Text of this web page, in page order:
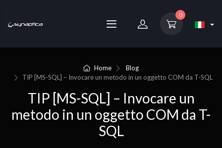
0
Home
Blog
TIP [MS-SQL] – Invocare un metodo in un oggetto COM da T-SQL
TIP [MS-SQL] – Invocare un
metodo in un oggetto COM da T-
SQL